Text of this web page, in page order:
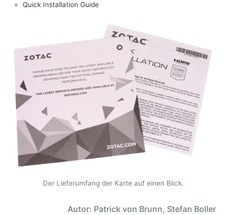
Quick Installation Guide
Der Lieferumfang der Karte auf einen Blick.
Autor: Patrick von Brunn, Stefan Boller